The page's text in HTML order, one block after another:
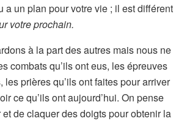
a un plan pour votre vie ; il est différent
votre prochain.
à la part des autres mais nous ne
combats qu’ils ont eus, les épreuves
les prières qu’ils ont faites pour arriver
ce qu’ils ont aujourd’hui. On pense
et de claquer des doigts pour obtenir la